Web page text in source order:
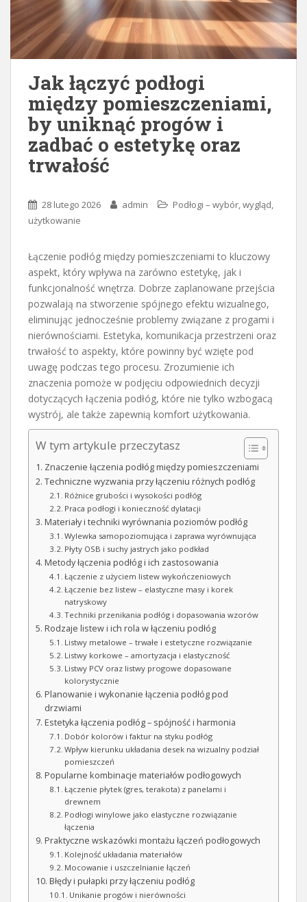
Jak łączyć podłogi
między pomieszczeniami,
by uniknąć progów i
zadbać o estetykę oraz
trwałość
28 lutego 2026 admin
Podłogi – wybór, wygląd,
użytkowanie
Łączenie podłóg między pomieszczeniami to kluczowy
aspekt, który wpływa na zarówno estetykę, jak i
funkcjonalność wnętrza. Dobrze zaplanowane przejścia
pozwalają na stworzenie spójnego efektu wizualnego,
eliminując jednocześnie problemy związane z progami i
nierównościami. Estetyka, komunikacja przestrzeni oraz
trwałość to aspekty, które powinny być wzięte pod
uwagę podczas tego procesu. Zrozumienie ich
znaczenia pomoże w podjęciu odpowiednich decyzji
dotyczących łączenia podłóg, które nie tylko wzbogacą
wystrój, ale także zapewnią komfort użytkowania.
W tym artykule przeczytasz
Znaczenie łączenia podłóg między pomieszczeniami
Techniczne wyzwania przy łączeniu różnych podłóg
Różnice grubości i wysokości podłóg
Praca podłogi i konieczność dylatacji
Materiały i techniki wyrównania poziomów podłóg
Wylewka samopoziomująca i zaprawa wyrównująca
Płyty OSB i suchy jastrych jako podkład
Metody łączenia podłóg i ich zastosowania
Łączenie z użyciem listew wykończeniowych
Łączenie bez listew – elastyczne masy i korek
natryskowy
Techniki przenikania podłóg i dopasowania wzorów
Rodzaje listew i ich rola w łączeniu podłóg
Listwy metalowe – trwałe i estetyczne rozwiązanie
Listwy korkowe – amortyzacja i elastyczność
Listwy PCV oraz listwy progowe dopasowane
kolorystycznie
Planowanie i wykonanie łączenia podłóg pod
drzwiami
Estetyka łączenia podłóg – spójność i harmonia
Dobór kolorów i faktur na styku podłóg
Wpływ kierunku układania desek na wizualny podział
pomieszczeń
Popularne kombinacje materiałów podłogowych
Łączenie płytek (gres, terakota) z panelami i
drewnem
Podłogi winylowe jako elastyczne rozwiązanie
łączenia
Praktyczne wskazówki montażu łączeń podłogowych
Kolejność układania materiałów
Mocowanie i uszczelnianie łączeń
Błędy i pułapki przy łączeniu podłóg
Unikanie progów i nierówności